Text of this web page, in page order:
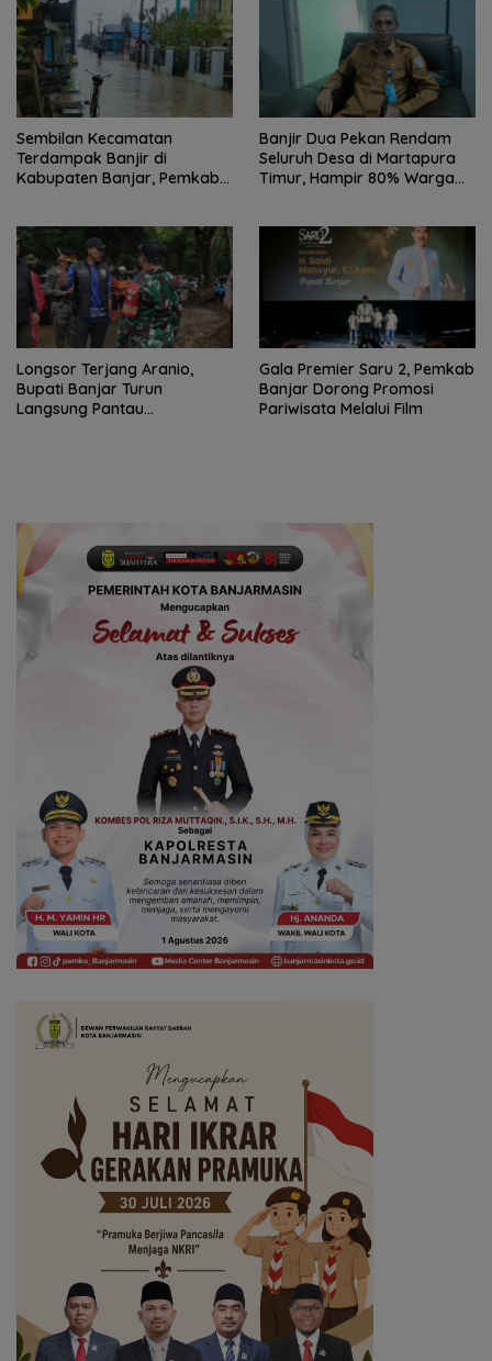
Sembilan Kecamatan
Terdampak Banjir di
Kabupaten Banjar, Pemkab
Banjir Dua Pekan Rendam
Seluruh Desa di Martapura
Timur, Hampir 80% Warga
Longsor Terjang Aranio,
Bupati Banjar Turun
Langsung Pantau
Gala Premier Saru 2, Pemkab
Banjar Dorong Promosi
Pariwisata Melalui Film